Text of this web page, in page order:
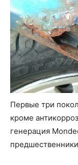
Первые три
кроме
генерация